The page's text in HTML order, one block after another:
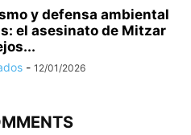
y defensa ambiental
el asesinato de Mitzar
- 12/01/2026